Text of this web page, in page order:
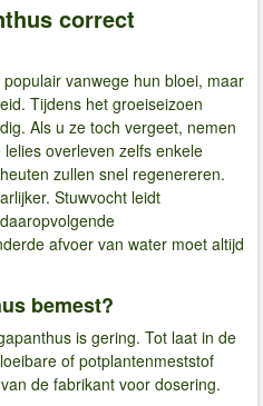
correct
vanwege hun bloei, maar
Tijdens het groeiseizoen
Als u ze toch vergeet, nemen
overleven zelfs enkele
zullen snel regenereren.
Stuwvocht leidt
afvoer van water moet altijd
bemest?
is gering. Tot laat in de
of potplantenmeststof
de fabrikant voor dosering.